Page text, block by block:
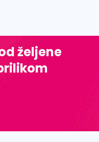
željene